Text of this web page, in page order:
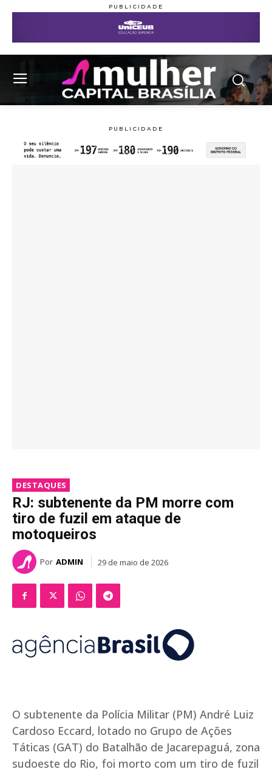
DESTAQUES
RJ: subtenente da PM morre com
tiro de fuzil em ataque de
motoqueiros
Por ADMIN 29 de maio de 2026
O subtenente da Polícia Militar (PM) André Luiz
Cardoso Eccard, lotado no Grupo de Ações
Táticas (GAT) do Batalhão de Jacarepaguá, zona
sudoeste do Rio, foi morto com um tiro de fuzil